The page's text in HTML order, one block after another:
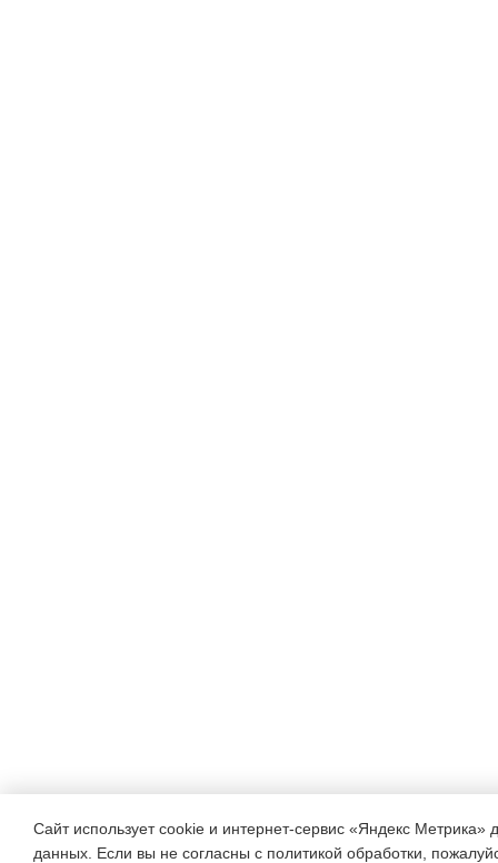
Сайт использует cookie и интернет-сервис «Яндекс Метрика»
данных. Если вы не согласны с политикой обработки,